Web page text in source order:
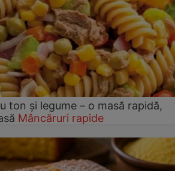
ton și legume – o masă rapidă,
Mâncăruri rapide